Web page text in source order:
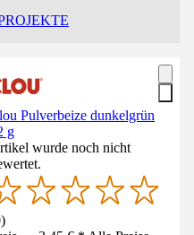
Pulverbeize dunkelgrün
g
wurde noch nicht
)